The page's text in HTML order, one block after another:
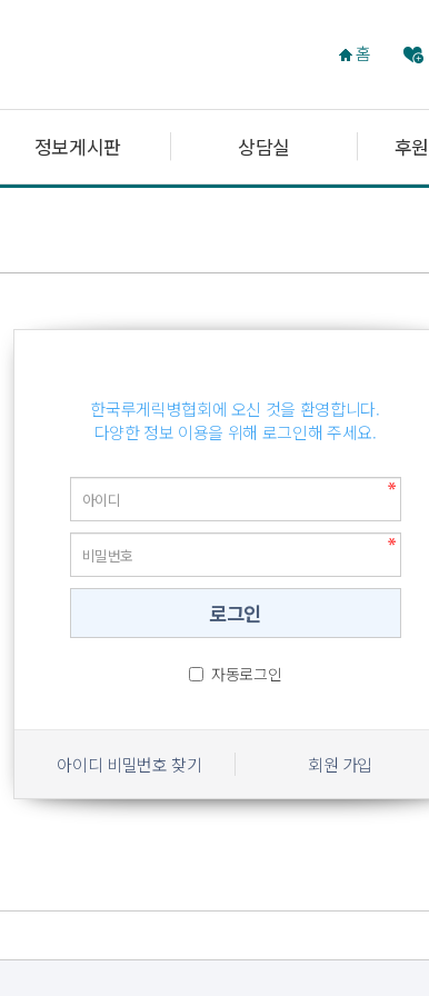
홈
정보게시판 상담실 후
한국루게릭병협회에 오신 것을 환영합니다.
다양한 정보 이용을 위해 로그인해 주세요.
자동로그인
아이디 비밀번호 찾기 회원 가입